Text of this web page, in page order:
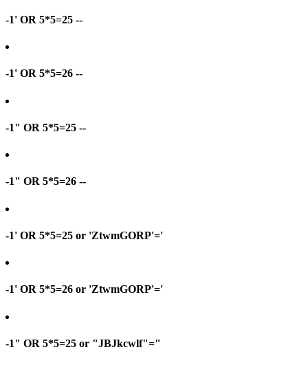
-1' OR 5*5=25 --
-1' OR 5*5=26 --
-1" OR 5*5=25 --
-1" OR 5*5=26 --
-1' OR 5*5=25 or 'ZtwmGORP'='
-1' OR 5*5=26 or 'ZtwmGORP'='
-1" OR 5*5=25 or "JBJkcwlf"="